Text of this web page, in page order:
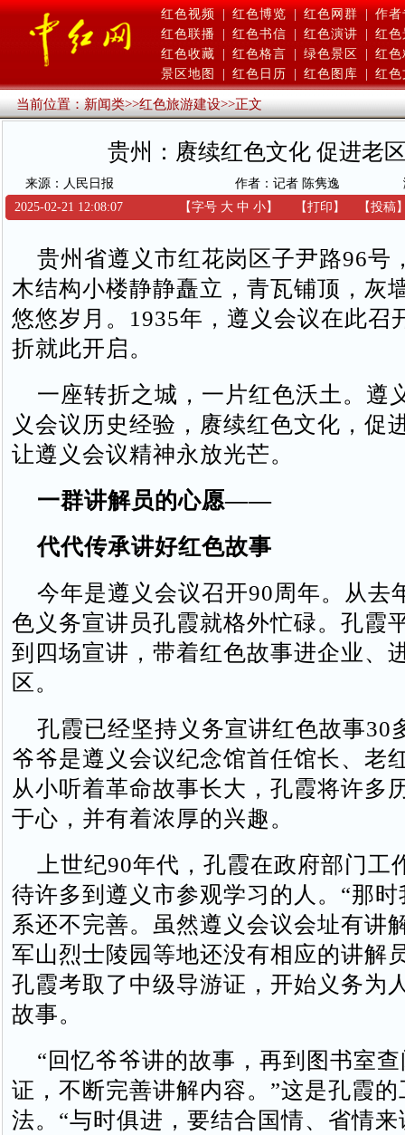
红色视频 | 红色博览 | 红色网群 | 作者
红色联播
红色书信 红色演讲
红色
红色收藏
红色格言 绿色景区
红色
景区地图
红色日历 红色图库 红色
当前位置：新闻类>>红色旅游建设>>正文
贵州：赓续红色文化 促进老
来源：人民日报 作者：记者 陈隽逸
2025-02-21 12:08:07
【字号 大 中 小】 【打印 】 【投稿
贵州省遵义市红花岗区子尹路96号
木结构小楼静静矗立，青瓦铺顶，灰
悠悠岁月。1935年，遵义会议在此召
折就此开启。
一座转折之城，一片红色沃土。遵
义会议历史经验，赓续红色文化，促
让遵义会议精神永放光芒。
一群讲解员的心愿——
代代传承讲好红色故事
今年是遵义会议召开90周年。从去
色义务宣讲员孔霞就格外忙碌。孔霞
到四场宣讲，带着红色故事进企业、
区。
孔霞已经坚持义务宣讲红色故事30
爷爷是遵义会议纪念馆首任馆长、老
从小听着革命故事长大，孔霞将许多
于心，并有着浓厚的兴趣。
上世纪90年代，孔霞在政府部门工
待许多到遵义市参观学习的人。“那
系还不完善。虽然遵义会议会址有讲
军山烈士陵园等地还没有相应的讲解
孔霞考取了中级导游证，开始义务为
故事。
“回忆爷爷讲的故事，再到图书室
证，不断完善讲解内容。”这是孔霞的
法。“与时俱进，要结合国情、省情